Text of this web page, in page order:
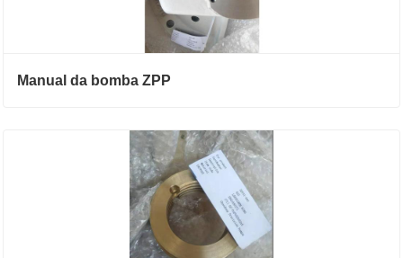
Manual da bomba ZPP